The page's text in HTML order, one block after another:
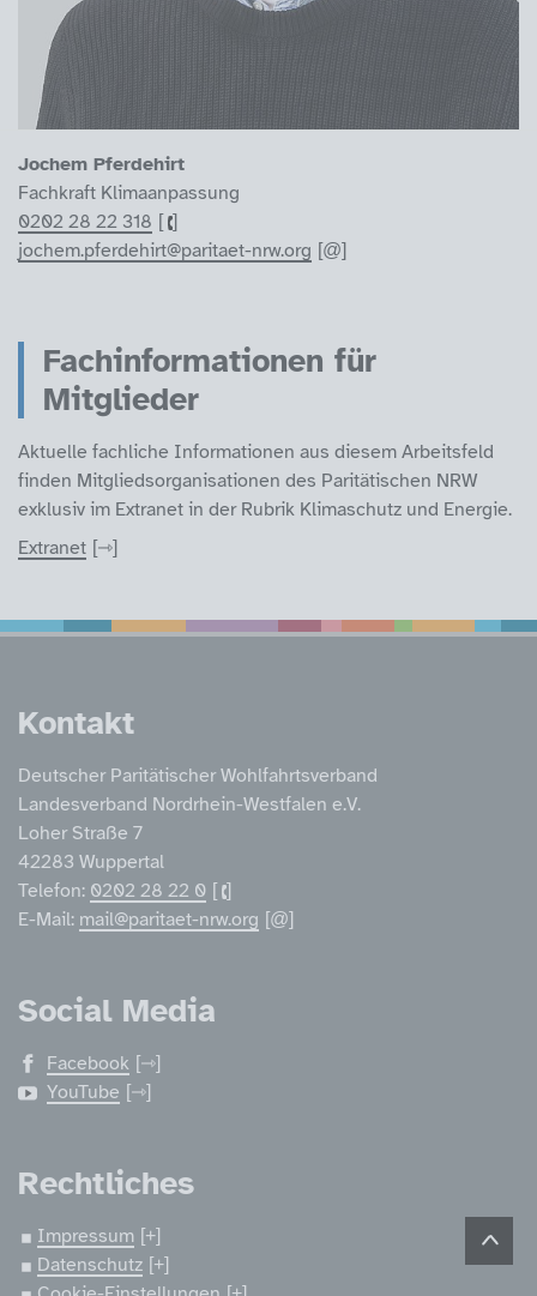
Jochem Pferdehirt
Fachkraft Klimaanpassung
0202 28 22 318
jochem.pferdehirt@paritaet-nrw.org
Fachinformationen für
Mitglieder
Aktuelle fachliche Informationen aus diesem Arbeitsfeld
finden Mitgliedsorganisationen des Paritätischen NRW
exklusiv im Extranet in der Rubrik Klimaschutz und Energie.
Extranet
Service
Kontakt
Deutscher Paritätischer Wohlfahrtsverband
Landesverband Nordrhein-Westfalen e.V.
Loher Straße 7
42283 Wuppertal
Telefon: 0202 28 22 0
E-Mail: mail@paritaet-nrw.org
Social Media
Facebook
YouTube
Rechtliches
Impressum
Datenschutz